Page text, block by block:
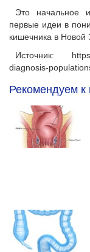
Это начальное
первые идеи в
кишечника в Новой
Источник:
diagnosis-
Рекомендуем к